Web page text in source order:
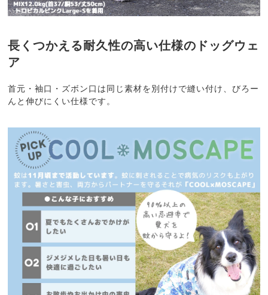
長くつかえる耐久性の高い仕様のドッグウェ
ア
首元・袖口・ズボン口は同じ素材を別付けで縫い付け、びろー
んと伸びにくい仕様です。